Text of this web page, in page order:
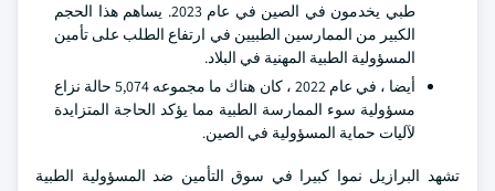
طبي يخدمون في الصين في عام 2023. يساهم هذا الحجم
الكبير من الممارسين الطبيين في ارتفاع الطلب على تأمين
المسؤولية الطبية المهنية في البلاد.
أيضا ، في عام 2022 ، كان هناك ما مجموعه 5,074 حالة نزاع
مسؤولية سوء الممارسة الطبية مما يؤكد الحاجة المتزايدة
لآليات حماية المسؤولية في الصين.
تشهد البرازيل نموا كبيرا في سوق التأمين ضد المسؤولية الطبية